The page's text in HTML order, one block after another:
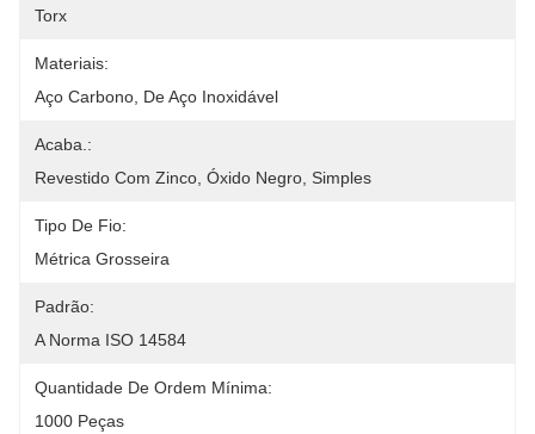
Torx
Materiais:
Aço Carbono, De Aço Inoxidável
Acaba.:
Revestido Com Zinco, Óxido Negro, Simples
Tipo De Fio:
Métrica Grosseira
Padrão:
A Norma ISO 14584
Quantidade De Ordem Mínima:
1000 Peças